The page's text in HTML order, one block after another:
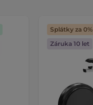
Splátky za 0%
Záruka 10 let